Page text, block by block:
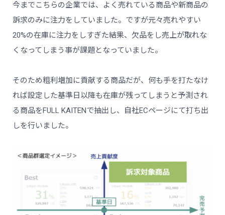
今までこちらの企業では、よく売れている商品や新商品の
訴求のみに注力をしていました。ですが元々売れやすい
20%の在庫に注力をしすぎた結果、欠品をし売上が取れな
くなってしまう事が課題となっていました。
そのため粗利増加に貢献する商品だが、何も手を打たなけ
れば設定した基準日以降も在庫が残ってしまうと予測され
る商品をFULL KAITENで抽出し、自社ECページにて打ち出
しを行いました。